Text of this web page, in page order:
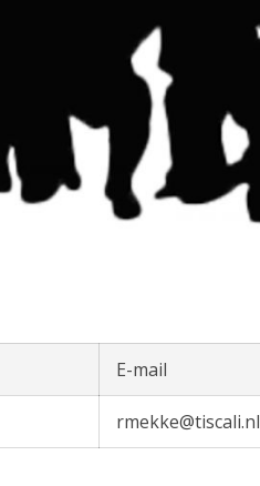
E-mail
rmekke@tiscali.nl